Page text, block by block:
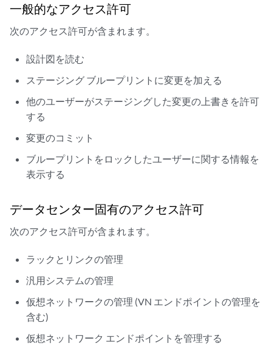
一般的なアクセス許可
次のアクセス許可が含まれます。
設計図を読む
ステージング ブループリントに変更を加える
他のユーザーがステージングした変更の上書きを許可
する
変更のコミット
ブループリントをロックしたユーザーに関する情報を
表示する
データセンター固有のアクセス許可
次のアクセス許可が含まれます。
ラックとリンクの管理
汎用システムの管理
仮想ネットワークの管理 (VN エンドポイントの管理を
含む)
仮想ネットワーク エンドポイントを管理する